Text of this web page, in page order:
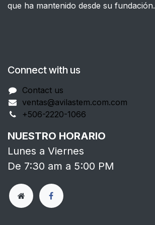
que ha mantenido desde su fundación.
Connect with us
Contact us
ventas@avilastem.com.com
+506-2220-1066
NUESTRO HORARIO
Lunes a Viernes
De 7:30 am a 5:00 PM